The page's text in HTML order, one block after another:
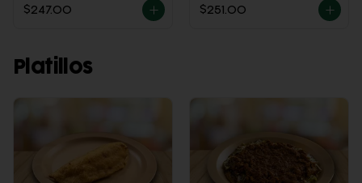
$247.00 $251.00
Platillos